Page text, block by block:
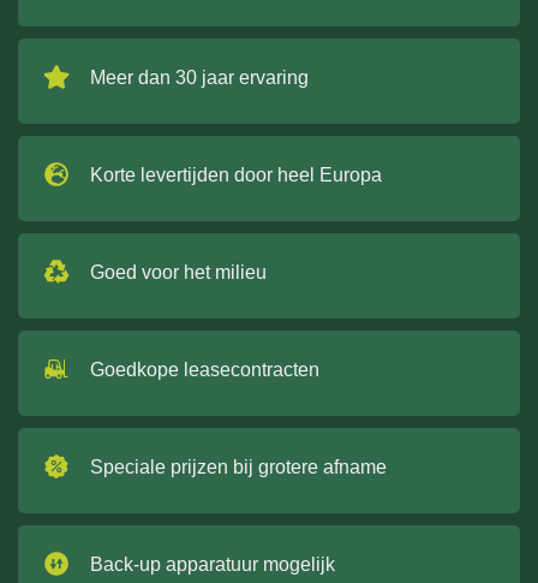
Meer dan 30 jaar ervaring
Korte levertijden door heel Europa
Goed voor het milieu
Goedkope leasecontracten
Speciale prijzen bij grotere afname
Back-up apparatuur mogelijk